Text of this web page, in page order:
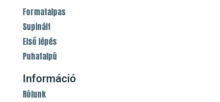
Formatalpas
Supinált
Első lépés
Puhatalpú
Információ
Rólunk